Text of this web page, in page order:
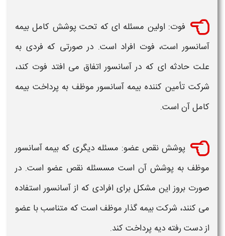
فوت: اولین مسئله ‌ای که تحت پوشش کامل بیمه
آسانسور است، فوت افراد است. در صورتی‌ که فردی به‌
علت حادثه‌ ای که درآسانسوراتفاق می‌ افتد فوت کند،
شرکت تأمین ‌کننده بیمه آسانسورموظف به پرداخت بیمه
کامل آن است.
پوشش نقص عضو: مسئله دیگری که بیمه آسانسور
موظف به پوشش آن است مسسئله نقص عضو است. در
صورت بروز این مشکل برای افرادی که ازآسانسوراستفاده
می ‌کنند، شرکت بیمه‌ گذار موظف است که متناسب با عضو
از دست ‌رفته دیه پرداخت کند.